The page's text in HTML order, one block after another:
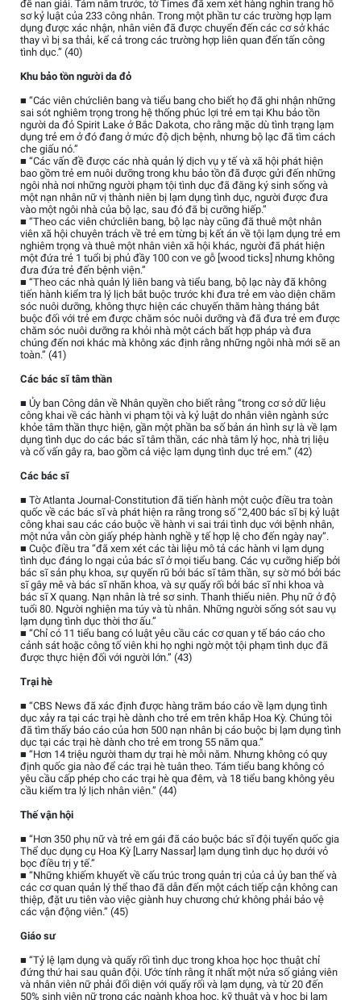
đề nan giải. Tám năm trước, tờ Times đã xem xét hàng nghìn trang hồ
sơ kỷ luật của 233 công nhân. Trong một phần tư các trường hợp lạm
dụng được xác nhận, nhân viên đã được chuyển đến các cơ sở khác
thay vì bị sa thải, kể cả trong các trường hợp liên quan đến tấn công
tình dục.” (40)
Khu bảo tồn người da đỏ
■ “Các viên chứcliên bang và tiểu bang cho biết họ đã ghi nhận những
sai sót nghiêm trọng trong hệ thống phúc lợi trẻ em tại Khu bảo tồn
người da đỏ Spirit Lake ở Bắc Dakota, cho rằng mặc dù tình trạng lạm
dụng trẻ em ở đó đang ở mức độ dịch bệnh, nhưng bộ lạc đã tìm cách
che giấu nó.”
■ “Các vấn đề được các nhà quản lý dịch vụ y tế và xã hội phát hiện
bao gồm trẻ em nuôi dưỡng trong khu bảo tồn đã được gửi đến những
ngôi nhà nơi những người phạm tội tình dục đã đăng ký sinh sống và
một nạn nhân nữ vị thành niên bị lạm dụng tình dục, người được đưa
vào một ngôi nhà của bộ lạc, sau đó đã bị cưỡng hiếp.”
■ “Theo các viên chứcliên bang, bộ lạc này cũng đã thuê một nhân
viên xã hội chuyên trách về trẻ em từng bị kết án về tội lạm dụng trẻ em
nghiêm trọng và thuê một nhân viên xã hội khác, người đã phát hiện
một đứa trẻ 1 tuổi bị phủ đầy 100 con ve gỗ [wood ticks] nhưng không
đưa đứa trẻ đến bệnh viện.”
■ “Theo các nhà quản lý liên bang và tiểu bang, bộ lạc này đã không
tiến hành kiểm tra lý lịch bắt buộc trước khi đưa trẻ em vào diện chăm
sóc nuôi dưỡng, không thực hiện các chuyến thăm hàng tháng bắt
buộc đối với trẻ em được chăm sóc nuôi dưỡng và đã đưa trẻ em được
chăm sóc nuôi dưỡng ra khỏi nhà một cách bất hợp pháp và đưa
chúng đến nơi khác mà không xác định rằng những ngôi nhà mới sẽ an
toàn.” (41)
Các bác sĩ tâm thần
■ Ủy ban Công dân về Nhân quyền cho biết rằng “trong cơ sở dữ liệu
công khai về các hành vi phạm tội và kỷ luật do nhân viên ngành sức
khỏe tâm thần thực hiện, gần một phần ba số bản án hình sự là về lạm
dụng tình dục do các bác sĩ tâm thần, các nhà tâm lý học, nhà trị liệu
và cố vấn gây ra, bao gồm cả việc lạm dụng tình dục trẻ em.” (42)
Các bác sĩ
■ Tờ Atlanta Journal-Constitution đã tiến hành một cuộc điều tra toàn
quốc về các bác sĩ và phát hiện ra rằng trong số “2,400 bác sĩ bị kỷ luật
công khai sau các cáo buộc về hành vi sai trái tình dục với bệnh nhân,
một nửa vẫn còn giấy phép hành nghề y tế hợp lệ cho đến ngày nay”.
■ Cuộc điều tra “đã xem xét các tài liệu mô tả các hành vi lạm dụng
tình dục đáng lo ngại của bác sĩ ở mọi tiểu bang. Các vụ cưỡng hiếp bởi
bác sĩ sản phụ khoa, sự quyến rũ bởi bác sĩ tâm thần, sự sờ mó bởi bác
sĩ gây mê và bác sĩ nhãn khoa, và sự quấy rối bởi bác sĩ nhi khoa và
bác sĩ X quang. Nạn nhân là trẻ sơ sinh. Thanh thiếu niên. Phụ nữ ở độ
tuổi 80. Người nghiện ma túy và tù nhân. Những người sống sót sau vụ
lạm dụng tình dục thời thơ ấu.”
■ “Chỉ có 11 tiểu bang có luật yêu cầu các cơ quan y tế báo cáo cho
cảnh sát hoặc công tố viên khi họ nghi ngờ một tội phạm tình dục đã
được thực hiện đối với người lớn.” (43)
Trại hè
■ “CBS News đã xác định được hàng trăm báo cáo về lạm dụng tình
dục xảy ra tại các trại hè dành cho trẻ em trên khắp Hoa Kỳ. Chúng tôi
đã tìm thấy báo cáo của hơn 500 nạn nhân bị cáo buộc bị lạm dụng tình
dục tại các trại hè dành cho trẻ em trong 55 năm qua.”
■ “Hơn 14 triệu người tham dự trại hè mỗi năm. Nhưng không có quy
định quốc gia nào để các trại hè tuân theo. Tám tiểu bang không có
yêu cầu cấp phép cho các trại hè qua đêm, và 18 tiểu bang không yêu
cầu kiểm tra lý lịch nhân viên.” (44)
Thế vận hội
■ “Hơn 350 phụ nữ và trẻ em gái đã cáo buộc bác sĩ đội tuyển quốc gia
Thể dục dụng cụ Hoa Kỳ [Larry Nassar] lạm dụng tình dục họ dưới vỏ
bọc điều trị y tế.”
■ “Những khiếm khuyết về cấu trúc trong quản trị của cả ủy ban thế và
các cơ quan quản lý thể thao đã dẫn đến một cách tiếp cận không can
thiệp, đặt ưu tiên vào việc giành huy chương chứ không phải bảo vệ
các vận động viên.” (45)
Giáo sư
■ “Tỷ lệ lạm dụng và quấy rối tình dục trong khoa học học thuật chỉ
đứng thứ hai sau quân đội. Ước tính rằng ít nhất một nửa số giảng viên
và nhân viên nữ phải đối diện với quấy rối và lạm dụng, và từ 20 đến
50% sinh viên nữ trong các ngành khoa học, kỹ thuật và y học bị lạm